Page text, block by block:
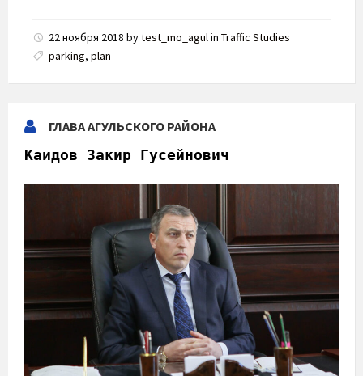
22 ноября 2018 bytest_mo_agulin Traffic Studies
parking, plan
ГЛАВА АГУЛЬСКОГО РАЙОНА
Каидов Закир Гусейнович